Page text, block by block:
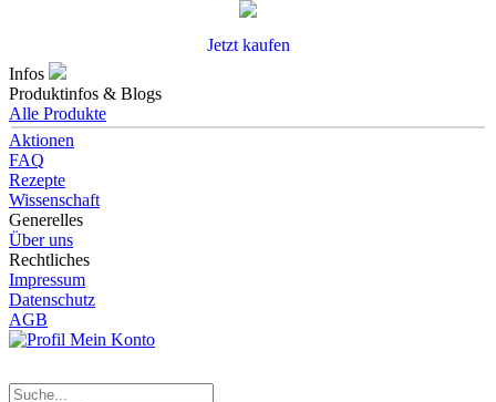
Jetzt kaufen
Infos
Produktinfos & Blogs
Alle Produkte
Aktionen
FAQ
Rezepte
Wissenschaft
Generelles
Über uns
Rechtliches
Impressum
Datenschutz
AGB
Mein Konto